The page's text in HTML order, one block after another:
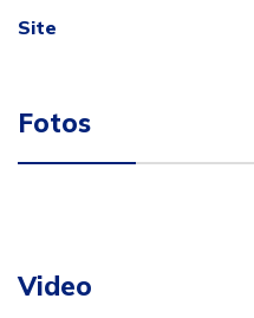
Site
Fotos
Video